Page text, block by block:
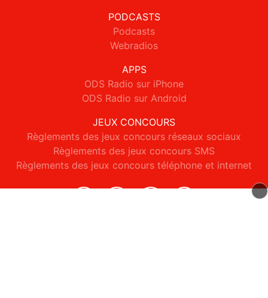
PODCASTS
Podcasts
Webradios
APPS
ODS Radio sur iPhone
ODS Radio sur Android
JEUX CONCOURS
Règlements des jeux concours réseaux sociaux
Règlements des jeux concours SMS
Règlements des jeux concours téléphone et internet